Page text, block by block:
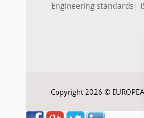
Engineering standards |
Copyright 2026 ©